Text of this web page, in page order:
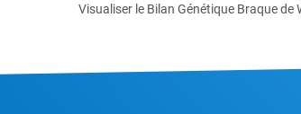
Visualiser le Bilan Génétique Braque de